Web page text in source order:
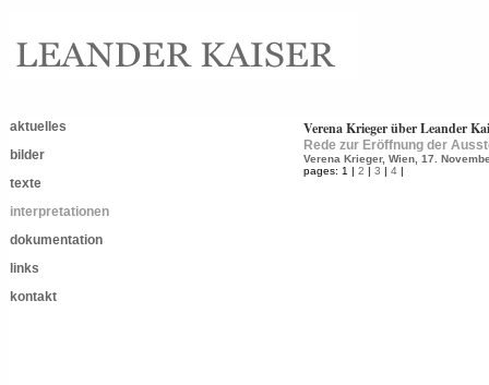
aktuelles
bilder
texte
interpretationen
dokumentation
links
kontakt
Verena Krieger über Leander
Rede zur Eröffnung der
Verena Krieger, Wien, 17.
pages: 1 | 2 | 3 | 4 |